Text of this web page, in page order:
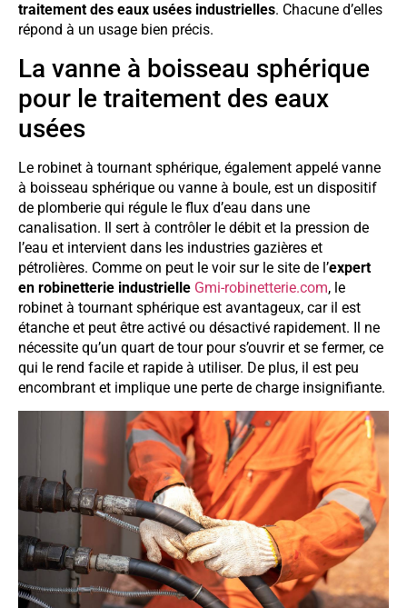
traitement des eaux usées industrielles. Chacune d’elles
répond à un usage bien précis.
La vanne à boisseau sphérique
pour le traitement des eaux
usées
Le robinet à tournant sphérique, également appelé vanne
à boisseau sphérique ou vanne à boule, est un dispositif
de plomberie qui régule le flux d’eau dans une
canalisation. Il sert à contrôler le débit et la pression de
l’eau et intervient dans les industries gazières et
pétrolières. Comme on peut le voir sur le site de l’expert
en robinetterie industrielle Gmi-robinetterie.com, le
robinet à tournant sphérique est avantageux, car il est
étanche et peut être activé ou désactivé rapidement. Il ne
nécessite qu’un quart de tour pour s’ouvrir et se fermer, ce
qui le rend facile et rapide à utiliser. De plus, il est peu
encombrant et implique une perte de charge insignifiante.